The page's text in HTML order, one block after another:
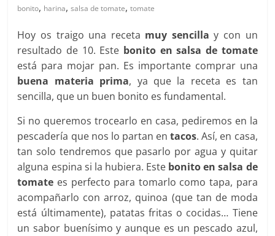
bonito, harina,salsa de tomate,tomate
Hoy os traigo una receta muy sencilla y con un
resultado de 10. Este bonito en salsa de tomate
está para mojar pan. Es importante comprar una
buena materia prima, ya que la receta es tan
sencilla, que un buen bonito es fundamental.
Si no queremos trocearlo en casa, pediremos en la
pescadería que nos lo partan entacos. Así, en casa,
tan solo tendremos que pasarlo por agua y quitar
alguna espina si la hubiera. Este bonito en salsa de
tomate es perfecto para tomarlo como tapa, para
acompañarlo con arroz, quinoa (que tan de moda
está últimamente), patatas fritas o cocidas… Tiene
un sabor buenísimo y aunque es un pescado azul,